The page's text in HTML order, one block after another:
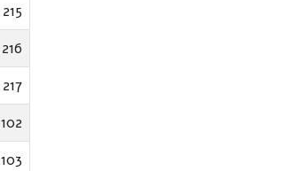
215
216
217
102
103